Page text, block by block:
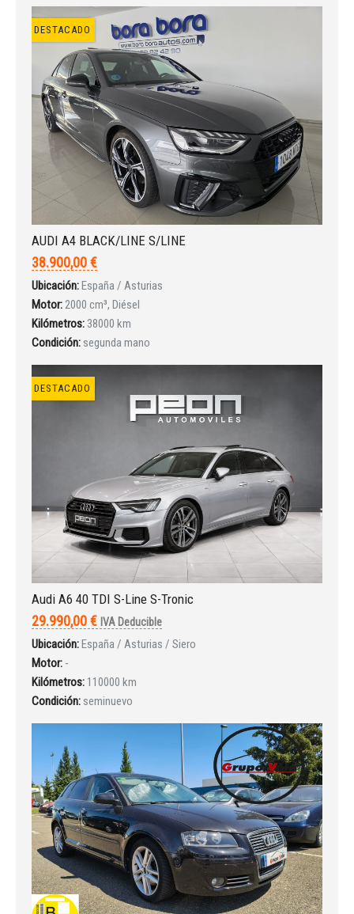
Iniciar sesión
INICIAR SESIÓN
¿Ha olvidado la contraseña?
DESTACADO
AUDI A4 BLACK/LINE S/LINE
38.900,00 €
Ubicación:España / Asturias
Motor:2000 cm³, Diésel
Kilómetros: 38000 km
Condición: segunda mano
DESTACADO
Audi A6 40 TDI S-Line S-Tronic
29.990,00 € IVA Deducible
Ubicación:España / Asturias / Siero
Motor: -
Kilómetros: 110000 km
Condición: seminuevo